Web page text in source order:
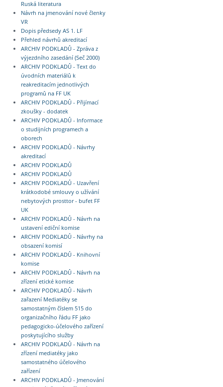
Ruská literatura
Návrh na jmenování nové členky
VR
Dopis předsedy AS 1. LF
Přehled návrhů akreditací
ARCHIV PODKLADŮ - Zpráva z
výjezdního zasedání (Seč 2000)
ARCHIV PODKLADŮ - Text do
úvodních materiálů k
reakreditacím jednotlivých
programů na FF UK
ARCHIV PODKLADŮ - Přijímací
zkoušky - dodatek
ARCHIV PODKLADŮ - Informace
o studijních programech a
oborech
ARCHIV PODKLADŮ - Návrhy
akreditací
ARCHIV PODKLADŮ
ARCHIV PODKLADŮ
ARCHIV PODKLADŮ - Uzavření
krátkodobé smlouvy o užívání
nebytových prosttor - bufet FF
UK
ARCHIV PODKLADŮ - Návrh na
ustavení ediční komise
ARCHIV PODKLADŮ - Návrhy na
obsazení komisí
ARCHIV PODKLADŮ - Knihovní
komise
ARCHIV PODKLADŮ - Návrh na
zřízení etické komise
ARCHIV PODKLADŮ - Návrh
zařazení Mediatéky se
samostatným číslem 515 do
organizačního řádu FF jako
pedagogicko-účelového zařízení
poskytujícího služby
ARCHIV PODKLADŮ - Návrh na
zřízení mediatéky jako
samostatného účelového
zařízení
ARCHIV PODKLADŮ - Jmenování